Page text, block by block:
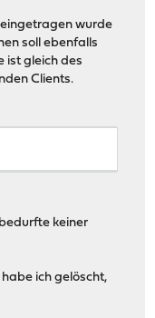
eingetragen wurde
soll ebenfalls
ist gleich des
Clients.
keiner
ich gelöscht,